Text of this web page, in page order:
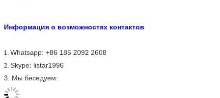
Информация о возможностях контактов
1. Whatsapp: +86 185 2092 2608
2. Skype: listar1996
3. Мы беседуем: